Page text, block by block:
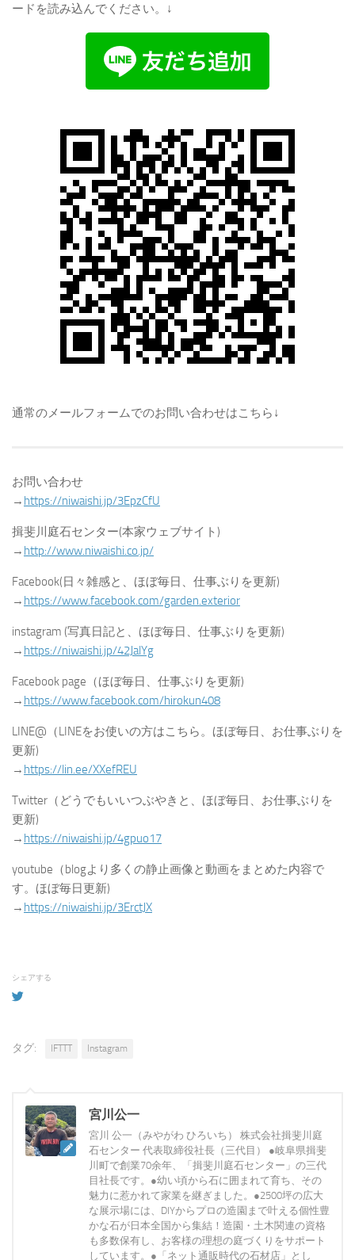
ードを読み込んでください。↓
通常のメールフォームでのお問い合わせはこちら↓
お問い合わせ
→ https://niwaishi.jp/3EpzCfU
揖斐川庭石センター(本家ウェブサイト)
→ http://www.niwaishi.co.jp/
Facebook(日々雑感と、ほぼ毎日、仕事ぶりを更新)
→ https://www.facebook.com/garden.exterior
instagram (写真日記と、ほぼ毎日、仕事ぶりを更新)
→ https://niwaishi.jp/42JalYg
Facebook page（ほぼ毎日、仕事ぶりを更新)
→ https://www.facebook.com/hirokun408
LINE@（LINEをお使いの方はこちら。ほぼ毎日、お仕事ぶりを
更新)
→ https://lin.ee/XXefREU
Twitter（どうでもいいつぶやきと、ほぼ毎日、お仕事ぶりを
更新)
→ https://niwaishi.jp/4gpuo17
youtube（blogより多くの静止画像と動画をまとめた内容で
す。ほぼ毎日更新)
→ https://niwaishi.jp/3ErctJX
シェアする
タグ: IFTTT Instagram
宮川公一
宮川 公一（みやがわ ひろいち） 株式会社揖斐川庭
石センター 代表取締役社長（三代目） ●岐阜県揖斐
川町で創業70余年、「揖斐川庭石センター」の三代
目社長です。●幼い頃から石に囲まれて育ち、その
魅力に惹かれて家業を継ぎました。●2500坪の広大
な展示場には、DIYからプロの造園まで叶える個性豊
かな石が日本全国から集結！造園・土木関連の資格
も多数保有し、お客様の理想の庭づくりをサポート
しています。●「ネット通販時代の石材店」とし